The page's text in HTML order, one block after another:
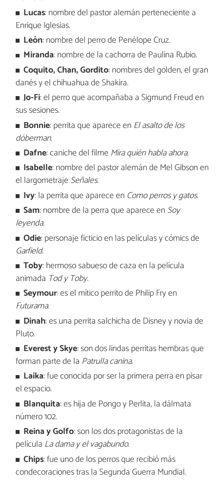
Lucas: nombre del pastor alemán perteneciente a
Enrique Iglesias.
León: nombre del perro de Penélope Cruz.
Miranda: nombre de la cachorra de Paulina Rubio.
Coquito, Chan, Gordito: nombres del golden, el gran
danés y el chihuahua de Shakira.
Jo-Fi: el perro que acompañaba a Sigmund Freud en
sus sesiones.
Bonnie: perrita que aparece en El asalto de los
dóberman.
Dafne: caniche del filme Mira quién habla ahora.
Isabelle: nombre del pastor alemán de Mel Gibson en
el largometraje Señales.
Ivy: la perrita que aparece en Como perros y gatos.
Sam: nombre de la perra que aparece en Soy
leyenda.
Odie: personaje ficticio en las películas y cómics de
Garfield.
Toby: hermoso sabueso de caza en la película
animada Tod y Toby.
Seymour: es el mítico perrito de Philip Fry en
Futurama.
Dinah: es una perrita salchicha de Disney y novia de
Pluto.
Everest y Skye: son dos lindas perritas hembras que
forman parte de la Patrulla canina.
Laika: fue conocida por ser la primera perra en pisar
el espacio.
Blanquita: es hija de Pongo y Perlita, la dálmata
número 102.
Reina y Golfo: son los dos protagonistas de la
película La dama y el vagabundo.
Chips: fue uno de los perros que recibió más
condecoraciones tras la Segunda Guerra Mundial.